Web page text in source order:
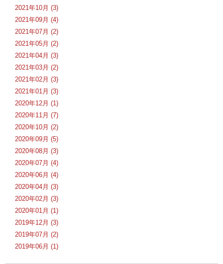
2021年10月 (3)
2021年09月 (4)
2021年07月 (2)
2021年05月 (2)
2021年04月 (3)
2021年03月 (2)
2021年02月 (3)
2021年01月 (3)
2020年12月 (1)
2020年11月 (7)
2020年10月 (2)
2020年09月 (5)
2020年08月 (3)
2020年07月 (4)
2020年06月 (4)
2020年04月 (3)
2020年02月 (3)
2020年01月 (1)
2019年12月 (3)
2019年07月 (2)
2019年06月 (1)